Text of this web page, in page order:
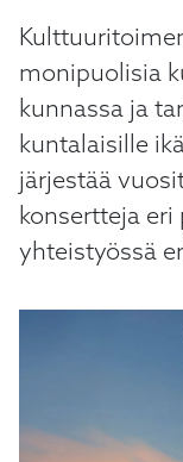
monipuolisia
kunnassa ja
kuntalaisille
järjestää
konsertteja eri
yhteistyössä